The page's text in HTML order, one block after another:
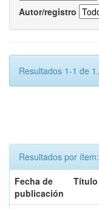
Autor/registro
Resultados 1-1 de 1.
Resultados por ítem:
Fecha de
publicación
Título